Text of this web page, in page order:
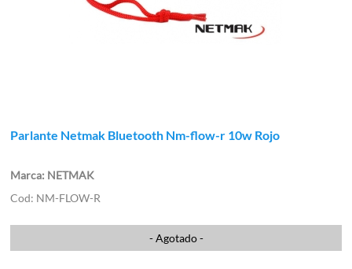
Parlante Netmak Bluetooth Nm-flow-r 10w Rojo
NETMAK
NM-FLOW-R
- Agotado -